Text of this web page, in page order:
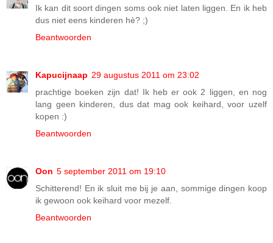
Ik kan dit soort dingen soms ook niet laten liggen. En ik heb
dus niet eens kinderen hè? ;)
Beantwoorden
Kapucijnaap 29 augustus 2011 om 23:02
prachtige boeken zijn dat! Ik heb er ook 2 liggen, en nog
lang geen kinderen, dus dat mag ook keihard, voor uzelf
kopen :)
Beantwoorden
Oon 5 september 2011 om 19:10
Schitterend! En ik sluit me bij je aan, sommige dingen koop
ik gewoon ook keihard voor mezelf.
Beantwoorden